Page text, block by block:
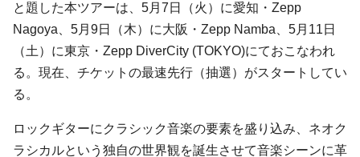
と題した本ツアーは、5月7日（火）に愛知・Zepp
Nagoya、5月9日（木）に大阪・Zepp Namba、5月11日
（土）に東京・Zepp DiverCity (TOKYO)にておこなわれ
る。現在、チケットの最速先行（抽選）がスタートしてい
る。
ロックギターにクラシック音楽の要素を盛り込み、ネオク
ラシカルという独自の世界観を誕生させて音楽シーンに革